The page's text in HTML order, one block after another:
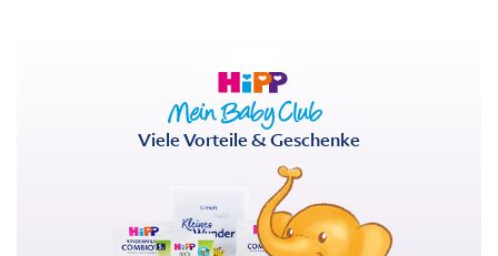
Viele Vorteile & Geschenke